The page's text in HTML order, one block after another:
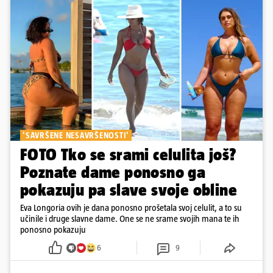
'SAVRŠENE NESAVRŠENOSTI'
FOTO Tko se srami celulita još?
Poznate dame ponosno ga
pokazuju pa slave svoje obline
Eva Longoria ovih je dana ponosno prošetala svoj celulit, a to su
učinile i druge slavne dame. One se ne srame svojih mana te ih
ponosno pokazuju
6 9